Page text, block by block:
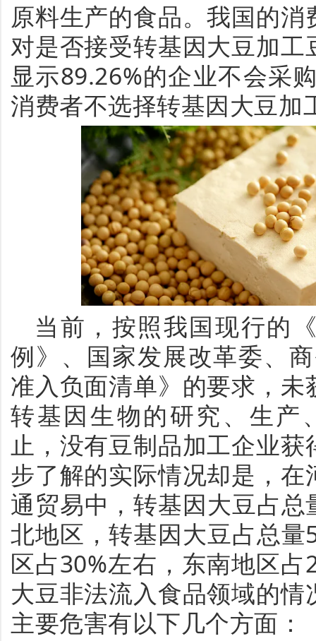
原料生产的食品。我国的
对是否接受转基因大豆加
显示89.26%的企业不会采
消费者不选择转基因大豆加
当前，按照我国现行的
例》、国家发展改革委、
准入负面清单》的要求，
转基因生物的研究、生产
止，没有豆制品加工企业
步了解的实际情况却是，
通贸易中，转基因大豆占
北地区，转基因大豆占总
区占30%左右，东南地区
大豆非法流入食品领域的
主要危害有以下几个方面：